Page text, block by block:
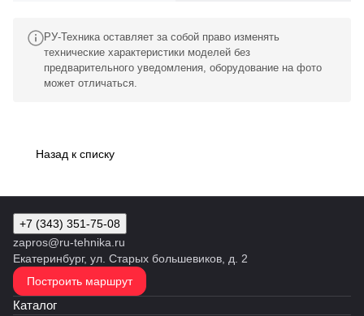
РУ-Техника оставляет за собой право изменять
технические характеристики моделей без
предварительного уведомления, оборудование на фото
может отличаться.
Назад к списку
+7 (343) 351-75-08
zapros@ru-tehnika.ru
Екатеринбург, ул. Старых большевиков, д. 2
Построить маршрут
Каталог